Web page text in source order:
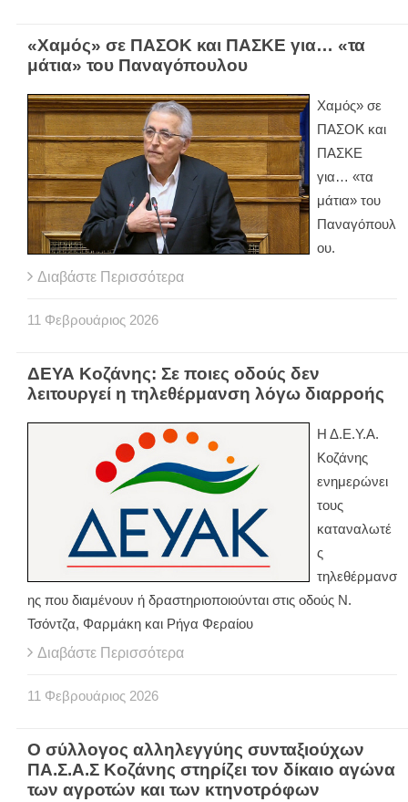
«Χαμός» σε ΠΑΣΟΚ και ΠΑΣΚΕ για… «τα
μάτια» του Παναγόπουλου
Χαμός» σε
ΠΑΣΟΚ και
ΠΑΣΚΕ
για… «τα
μάτια» του
Παναγόπουλ
ου.
Διαβάστε Περισσότερα
11 Φεβρουάριος 2026
ΔΕΥΑ Κοζάνης: Σε ποιες οδούς δεν
λειτουργεί η τηλεθέρμανση λόγω διαρροής
Η Δ.Ε.Υ.Α.
Κοζάνης
ενημερώνει
τους
καταναλωτέ
ς
τηλεθέρμανσ
ης που διαμένουν ή δραστηριοποιούνται στις οδούς Ν.
Τσόντζα, Φαρμάκη και Ρήγα Φεραίου
Διαβάστε Περισσότερα
11 Φεβρουάριος 2026
Ο σύλλογος αλληλεγγύης συνταξιούχων
ΠΑ.Σ.Α.Σ Κοζάνης στηρίζει τον δίκαιο αγώνα
των αγροτών και των κτηνοτρόφων